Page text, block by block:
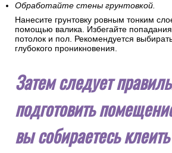
Обработайте стены грунтовкой.
Нанесите грунтовку ровным тонким
помощью валика. Избегайте попадания
потолок и пол. Рекомендуется
глубокого проникновения.
Затем следует
подготовить
вы собираетесь